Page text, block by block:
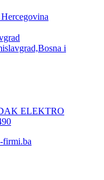
i
ELEKTRO
firmi.ba